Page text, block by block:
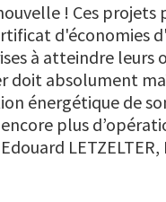
! Ces
d'économies
à atteindre leurs
doit absolument
énergétique de
plus